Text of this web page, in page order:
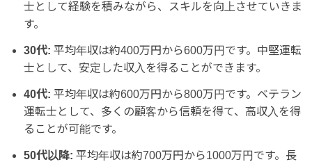
士として経験を積みながら、スキルを向上させていきま
す。
30代: 平均年収は約400万円から600万円です。中堅運転
士として、安定した収入を得ることができます。
40代: 平均年収は約600万円から800万円です。ベテラン
運転士として、多くの顧客から信頼を得て、高収入を得
ることが可能です。
50代以降: 平均年収は約700万円から1000万円です。長